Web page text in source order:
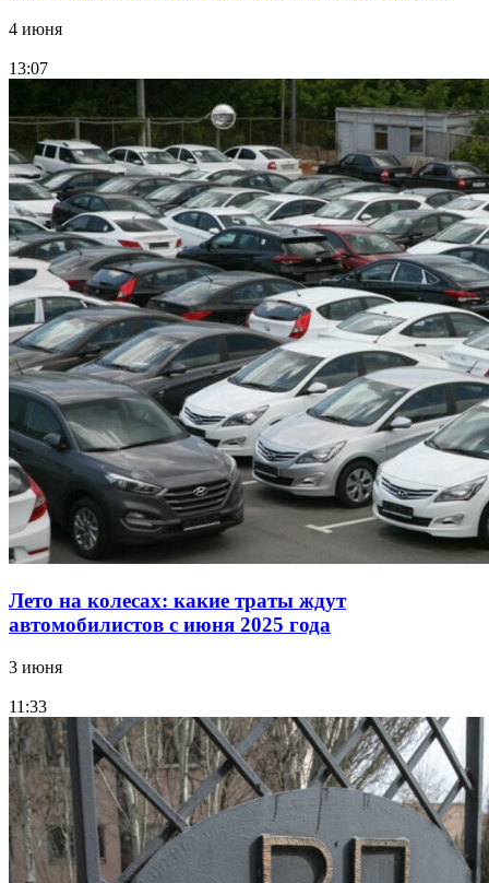
4 июня
13:07
Лето на колесах: какие траты ждут
автомобилистов с июня 2025 года
3 июня
11:33